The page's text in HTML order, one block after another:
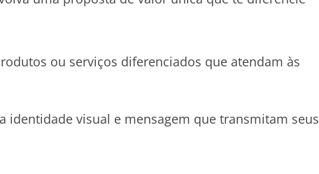
ou serviços diferenciados que atendam às
identidade visual e mensagem que transmitam seus